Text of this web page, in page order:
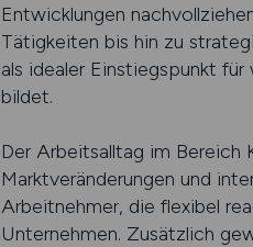
Entwicklungen
Tätigkeiten bis hin zu
als idealer Einstiegspunkt
bildet.
Der Arbeitsalltag im Bereich
Marktveränderungen und
Arbeitnehmer, die flexibel
Unternehmen. Zusätzlich